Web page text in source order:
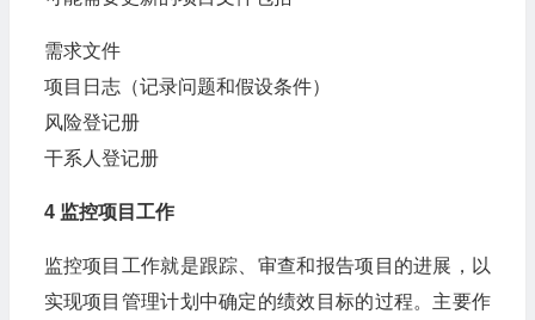
需求文件
项目日志（记录问题和假设条件）
风险登记册
干系人登记册
4 监控项目工作
监控项目工作就是跟踪、审查和报告项目的进展，以
实现项目管理计划中确定的绩效目标的过程。主要作